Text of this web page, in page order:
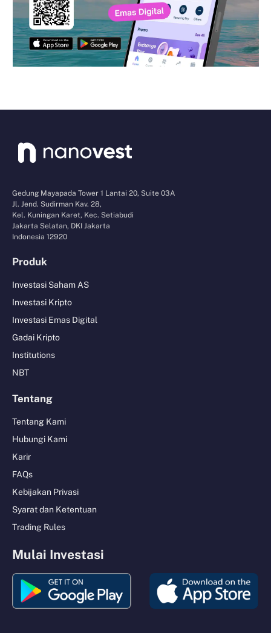
Gedung Mayapada Tower 1 Lantai 20, Suite 03A
Jl. Jend. Sudirman Kav. 28,
Kel. Kuningan Karet, Kec. Setiabudi
Jakarta Selatan, DKI Jakarta
Indonesia 12920
Produk
Investasi Saham AS
Investasi Kripto
Investasi Emas Digital
Gadai Kripto
Institutions
NBT
Tentang
Tentang Kami
Hubungi Kami
Karir
FAQs
Kebijakan Privasi
Syarat dan Ketentuan
Trading Rules
Mulai Investasi